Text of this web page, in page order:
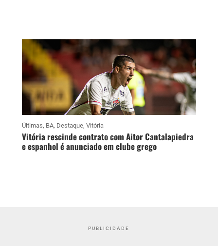
Últimas, BA, Destaque, Vitória
Vitória rescinde contrato com Aitor Cantalapiedra
e espanhol é anunciado em clube grego
PUBLICIDADE